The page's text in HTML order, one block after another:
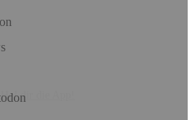
Hol dir die App!